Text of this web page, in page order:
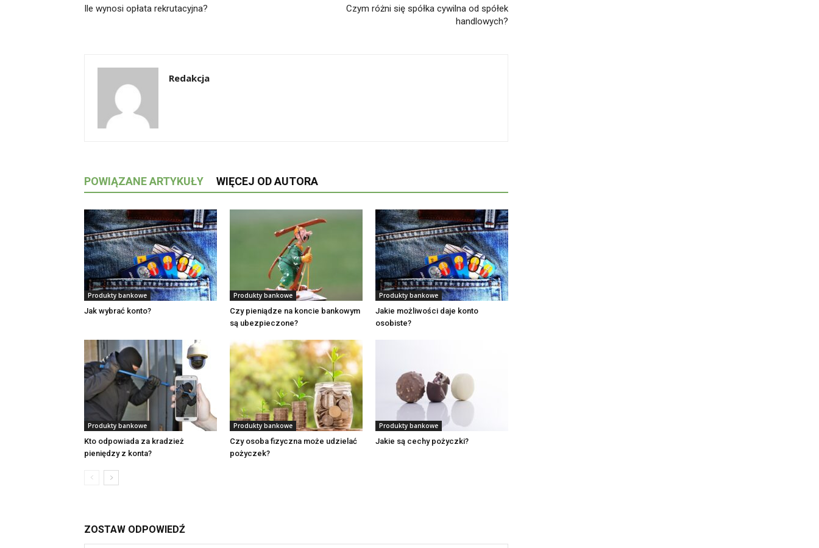
Ile wynosi opłata rekrutacyjna?
Czym różni się spółka cywilna od spółek
handlowych?
Redakcja
POWIĄZANE ARTYKUŁY WIĘCEJ OD AUTORA
Produkty bankowe
Jak wybrać konto?
Produkty bankowe
Czy pieniądze na koncie bankowym
są ubezpieczone?
Produkty bankowe
Jakie możliwości daje konto
osobiste?
Produkty bankowe
Kto odpowiada za kradzież
pieniędzy z konta?
Produkty bankowe
Czy osoba fizyczna może udzielać
pożyczek?
Produkty bankowe
Jakie są cechy pożyczki?
ZOSTAW ODPOWIEDŹ